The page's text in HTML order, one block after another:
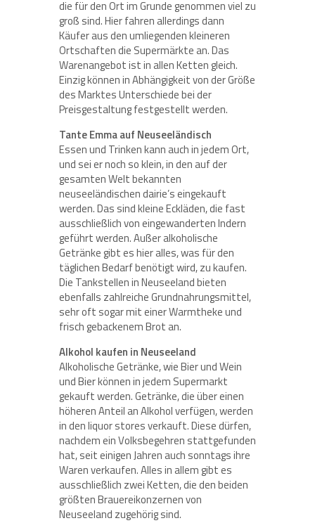
die für den Ort im Grunde genommen viel zu
groß sind. Hier fahren allerdings dann
Käufer aus den umliegenden kleineren
Ortschaften die Supermärkte an. Das
Warenangebot ist in allen Ketten gleich.
Einzig können in Abhängigkeit von der Größe
des Marktes Unterschiede bei der
Preisgestaltung festgestellt werden.
Tante Emma auf Neuseeländisch
Essen und Trinken kann auch in jedem Ort,
und sei er noch so klein, in den auf der
gesamten Welt bekannten
neuseeländischen dairie’s eingekauft
werden. Das sind kleine Eckläden, die fast
ausschließlich von eingewanderten Indern
geführt werden. Außer alkoholische
Getränke gibt es hier alles, was für den
täglichen Bedarf benötigt wird, zu kaufen.
Die Tankstellen in Neuseeland bieten
ebenfalls zahlreiche Grundnahrungsmittel,
sehr oft sogar mit einer Warmtheke und
frisch gebackenem Brot an.
Alkohol kaufen in Neuseeland
Alkoholische Getränke, wie Bier und Wein
und Bier können in jedem Supermarkt
gekauft werden. Getränke, die über einen
höheren Anteil an Alkohol verfügen, werden
in den liquor stores verkauft. Diese dürfen,
nachdem ein Volksbegehren stattgefunden
hat, seit einigen Jahren auch sonntags ihre
Waren verkaufen. Alles in allem gibt es
ausschließlich zwei Ketten, die den beiden
größten Brauereikonzernen von
Neuseeland zugehörig sind.